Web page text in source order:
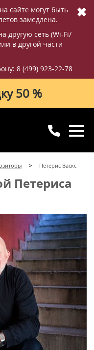
сайте могут быть
замедлена.
другую сеть (Wi-Fi/
в другой части
8 (499) 923-22-78
✖
50 %
8 (800) 770-09-71
для регионов
Петерис Васкс
Петериса